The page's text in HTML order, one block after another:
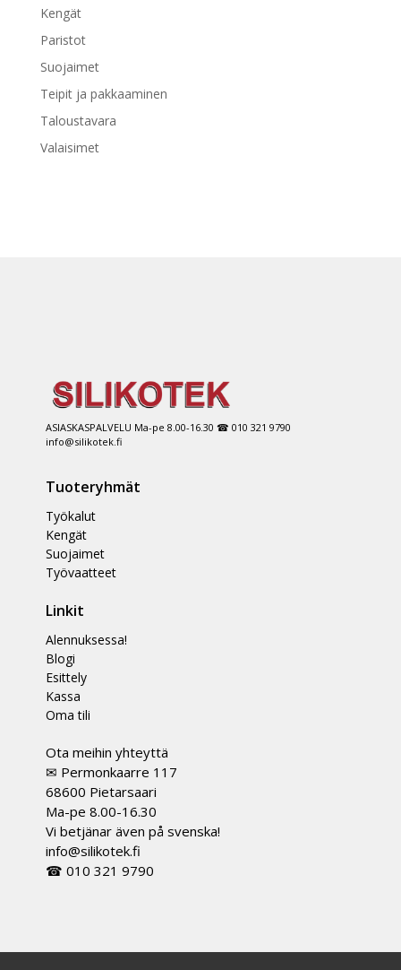
Kengät
Paristot
Suojaimet
Teipit ja pakkaaminen
Taloustavara
Valaisimet
ASIASKASPALVELU Ma-pe 8.00-16.30 ☎ 010 321 9790
info@silikotek.fi
Tuoteryhmät
Työkalut
Kengät
Suojaimet
Työvaatteet
Linkit
Alennuksessa!
Blogi
Esittely
Kassa
Oma tili
Ota meihin yhteyttä
✉ Permonkaarre 117
68600 Pietarsaari
Ma-pe 8.00-16.30
Vi betjänar även på svenska!
info@silikotek.fi
☎ 010 321 9790